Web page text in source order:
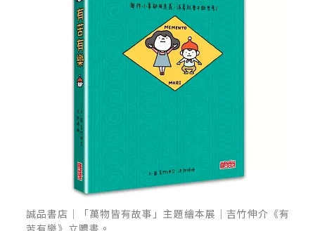
誠品書店｜「萬物皆有故事」主題繪本展｜吉竹伸介《有
苦有樂》立體書。